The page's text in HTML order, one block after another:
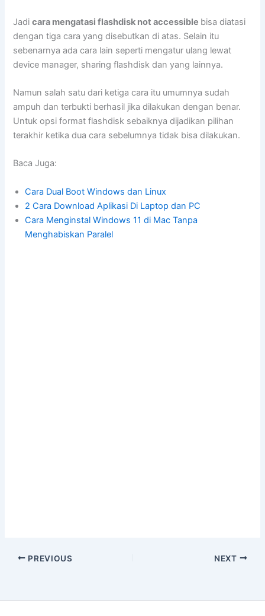
Jadicara mengatasi flashdisk not accessible bisa diatasi
dengan tiga cara yang disebutkan di atas. Selain itu
sebenarnya ada cara lain seperti mengatur ulang lewat
device manager, sharing flashdisk dan yang lainnya.
Namun salah satu dari ketiga cara itu umumnya sudah
ampuh dan terbukti berhasil jika dilakukan dengan benar.
Untuk opsi format flashdisk sebaiknya dijadikan pilihan
terakhir ketika dua cara sebelumnya tidak bisa dilakukan.
Baca Juga:
Cara Dual Boot Windows dan Linux
2 Cara Download Aplikasi Di Laptop dan PC
Cara Menginstal Windows 11 di Mac Tanpa
Menghabiskan Paralel
PREVIOUS NEXT